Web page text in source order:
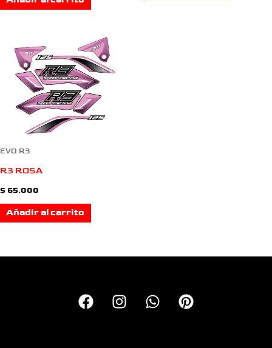
EVO R3
R3 ROSA
$ 65.000
Añadir al carrito